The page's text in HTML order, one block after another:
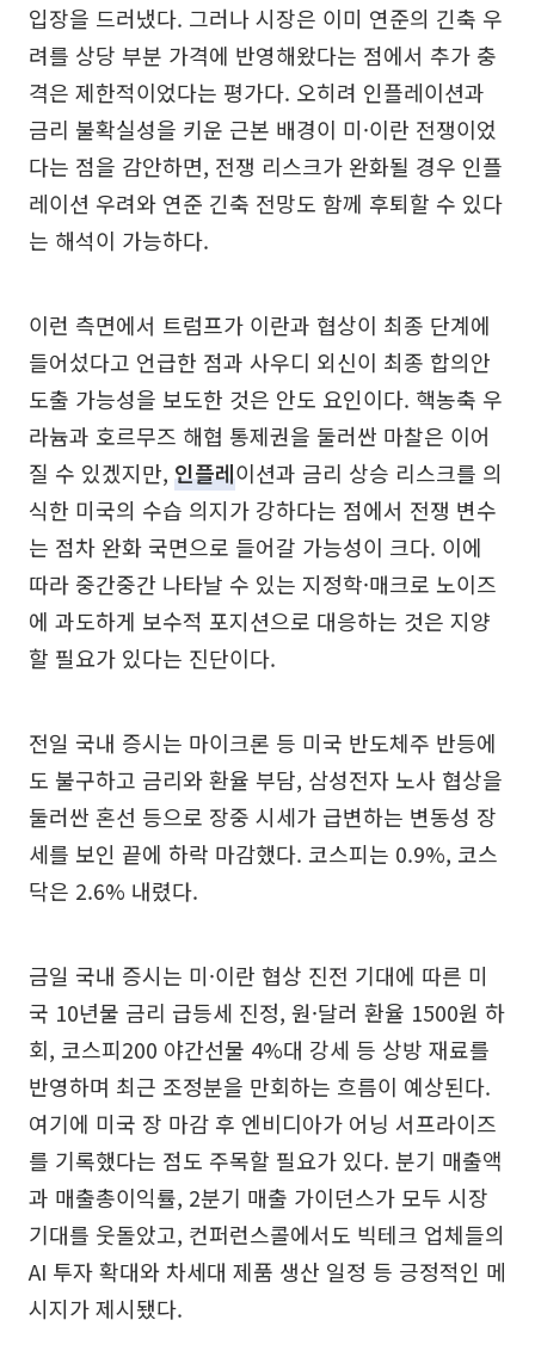
입장을 드러냈다. 그러나 시장은 이미 연준의 긴축 우
려를 상당 부분 가격에 반영해왔다는 점에서 추가 충
격은 제한적이었다는 평가다. 오히려 인플레이션과
금리 불확실성을 키운 근본 배경이 미·이란 전쟁이었
다는 점을 감안하면, 전쟁 리스크가 완화될 경우 인플
레이션 우려와 연준 긴축 전망도 함께 후퇴할 수 있다
는 해석이 가능하다.
이런 측면에서 트럼프가 이란과 협상이 최종 단계에
들어섰다고 언급한 점과 사우디 외신이 최종 합의안
도출 가능성을 보도한 것은 안도 요인이다. 핵농축 우
라늄과 호르무즈 해협 통제권을 둘러싼 마찰은 이어
질 수 있겠지만, 인플레이션과 금리 상승 리스크를 의
식한 미국의 수습 의지가 강하다는 점에서 전쟁 변수
는 점차 완화 국면으로 들어갈 가능성이 크다. 이에
따라 중간중간 나타날 수 있는 지정학·매크로 노이즈
에 과도하게 보수적 포지션으로 대응하는 것은 지양
할 필요가 있다는 진단이다.
전일 국내 증시는 마이크론 등 미국 반도체주 반등에
도 불구하고 금리와 환율 부담, 삼성전자 노사 협상을
둘러싼 혼선 등으로 장중 시세가 급변하는 변동성 장
세를 보인 끝에 하락 마감했다. 코스피는 0.9%, 코스
닥은 2.6% 내렸다.
금일 국내 증시는 미·이란 협상 진전 기대에 따른 미
국 10년물 금리 급등세 진정, 원·달러 환율 1500원 하
회, 코스피200 야간선물 4%대 강세 등 상방 재료를
반영하며 최근 조정분을 만회하는 흐름이 예상된다.
여기에 미국 장 마감 후 엔비디아가 어닝 서프라이즈
를 기록했다는 점도 주목할 필요가 있다. 분기 매출액
과 매출총이익률, 2분기 매출 가이던스가 모두 시장
기대를 웃돌았고, 컨퍼런스콜에서도 빅테크 업체들의
AI 투자 확대와 차세대 제품 생산 일정 등 긍정적인 메
시지가 제시됐다.